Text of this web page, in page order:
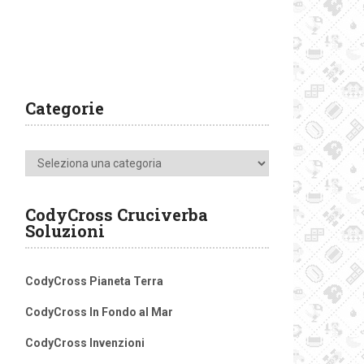
Categorie
Categorie
CodyCross Cruciverba
Soluzioni
CodyCross Pianeta Terra
CodyCross In Fondo al Mar
CodyCross Invenzioni